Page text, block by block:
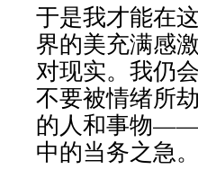
于是我才能在
界的美充满感
对现实。我仍
不要被情绪所
的人和事物——
中的当务之急。